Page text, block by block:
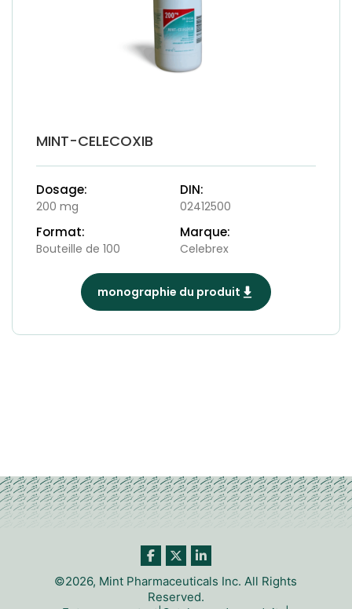
MINT-CELECOXIB
Dosage:
200 mg
DIN:
02412500
Format:
Bouteille de 100
Marque:
Celebrex
monographie du produit
©2026, Mint Pharmaceuticals Inc. All Rights
Reserved.